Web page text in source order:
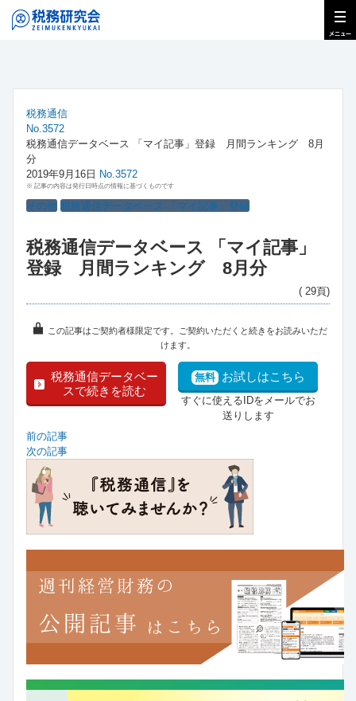
税務通信
No.3572
税務通信データベース 「マイ記事」登録 月間ランキング 8月
分
2019年9月16日 No.3572
※ 記事の内容は発行日時点の情報に基づくものです
その他 税務通信データベース 「マイ記事」登録
税務通信データベース 「マイ記事」
登録 月間ランキング 8月分
( 29頁)
この記事はご契約者様限定です。ご契約いただくと続きをお読みいただ
けます。
税務通信データベー
スで続きを読む
無料 お試しはこちら
すぐに使えるIDをメールでお
送りします
前の記事
次の記事